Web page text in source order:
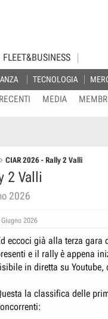
TECNOLOGIA
FLEET&BUSINESS
MEDIA
CIAR 2026 - Rally 2 Valli
2 Valli
2026
2026
eccoci già alla terza gara
e il rally è appena
in diretta su Youtube,
la classifica delle